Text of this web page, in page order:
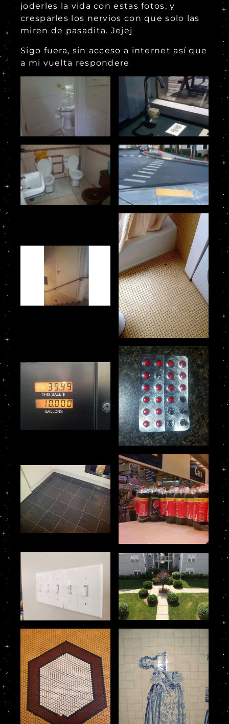
joderles la vida con estas fotos, y
cresparles los nervios con que solo las
miren de pasadita. Jejej
Sigo fuera, sin acceso a internet así que
a mi vuelta respondere